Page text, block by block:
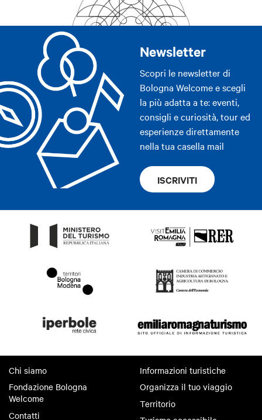
Newsletter
Scopri le newsletter di
Bologna Welcome e scegli
la più adatta a te: eventi,
consigli e curiosità, tour ed
esperienze direttamente
nella tua casella mail
ISCRIVITI
Chi siamo
Fondazione Bologna
Welcome
Contatti
Informazioni turistiche
Organizza il tuo viaggio
Territorio